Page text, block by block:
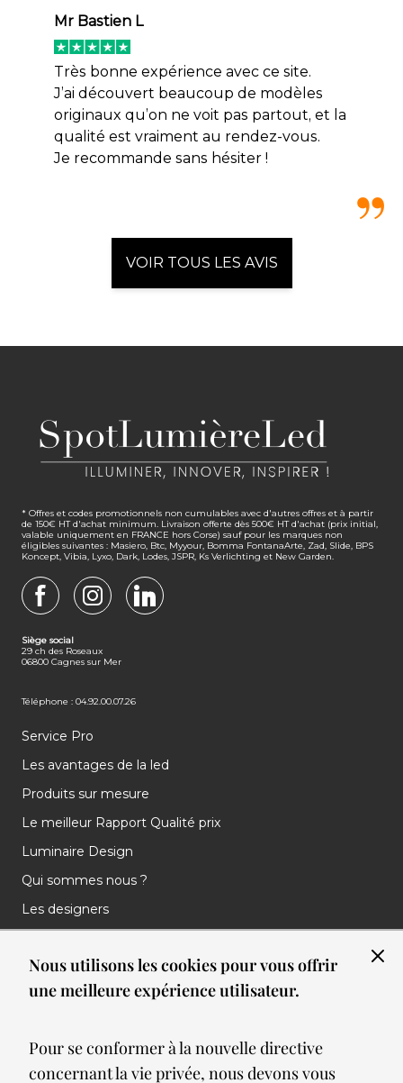
Nous utilisons les cookies pour vous offrir
une meilleure expérience utilisateur.
Pour se conformer à la nouvelle directive
concernant la vie privée, nous devons vous
Mr Bastien L
Très bonne expérience avec ce site.
J’ai découvert beaucoup de modèles
originaux qu’on ne voit pas partout, et la
qualité est vraiment au rendez-vous.
Je recommande sans hésiter !
VOIR TOUS LES AVIS
* Offres et codes promotionnels non cumulables avec d'autres offres et à partir
de 150€ HT d'achat minimum. Livraison offerte dès 500€ HT d'achat (prix initial,
valable uniquement en FRANCE hors Corse) sauf pour les marques non
éligibles suivantes : Masiero, Btc, Myyour, Bomma FontanaArte, Zad, Slide, BPS
Koncept, Vibia, Lyxo, Dark, Lodes, JSPR, Ks Verlichting et New Garden.
Siège social
29 ch des Roseaux
06800 Cagnes sur Mer
Téléphone : 04.92.00.07.26
Service Pro
Les avantages de la led
Produits sur mesure
Le meilleur Rapport Qualité prix
Luminaire Design
Qui sommes nous ?
Les designers
Nos réalisations
Nos Clients
Meilleures ventes